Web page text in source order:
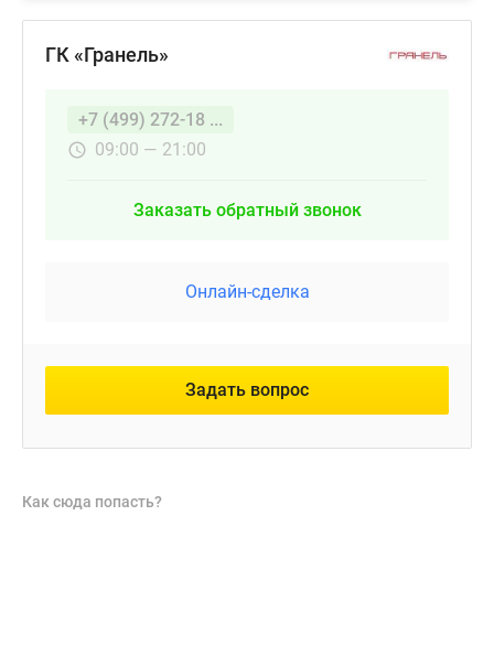
ГК «Гранель»
+7 (499) 272-18 ...
09:00 — 21:00
Заказать обратный звонок
Онлайн-сделка
Задать вопрос
Как сюда попасть?